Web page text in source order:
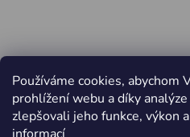
Používáme cookies, abychom
prohlížení webu a díky
zlepšovali jeho funkce, výkon